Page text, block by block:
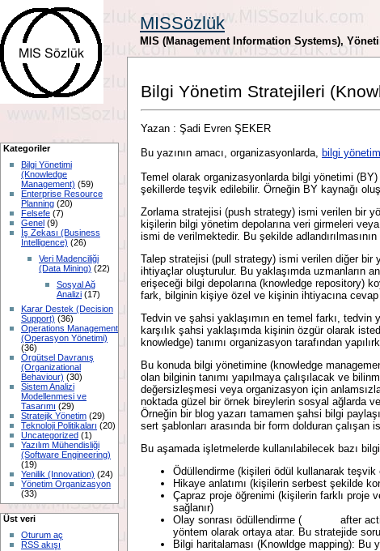
MISSözlük
MIS (Management Information Systems),
Kategoriler
Bilgi Yönetimi
(Knowledge
Management) (59)
Enterprise Resource
Planning (20)
Felsefe (7)
Genel (9)
İş Zekası (Business
Intelligence) (26)
Veri Madenciliği
(Data Mining) (22)
Sosyal Ağ
Analizi (17)
Karar Destek (Decision
Support) (36)
Operations Management
(Operasyon Yönetimi)
(36)
Örgütsel Davranış
(Organizational
Behaviour) (30)
Sistem Analizi
Modellenmesi ve
Tasarımı (29)
Stratejik Yönetim (29)
Teknoloji Politikaları (20)
Uncategorized (1)
Yazılım Mühendisliği
(Software Engineering)
(19)
Yenilik (Innovation) (24)
Yönetim Organizasyon
(33)
Üst veri
Oturum aç
RSS akışı
Bilgi Yönetim Stratejileri
Yazan : Şadi Evren ŞEKER
Bu yazının amacı, organizasyonlarda, bilgi
Temel olarak organizasyonlarda bilgi yönetimi
şekillerde teşvik edilebilir. Örneğin BY kaynağı
Zorlama stratejisi (push strategy) ismi verilen bir
kişilerin bilgi yönetim depolarına veri girmeleri
ismi de verilmektedir. Bu şekilde
Talep stratejisi (pull strategy) ismi verilen diğer bir
ihtiyaçlar oluşturulur. Bu yaklaşımda uzmanların
erişeceği bilgi depolarına (knowledge repository)
fark, bilginin kişiye özel ve kişinin ihtiyacına
Tedvin ve şahsi yaklaşımın en temel farkı, tedvin
karşılık şahsi yaklaşımda kişinin özgür olarak
knowledge) tanımı organizasyon tarafından
Bu konuda bilgi yönetimine (knowledge
olan bilginin tanımı yapılmaya çalışılacak ve
değersizleşmesi veya organizasyon için
noktada güzel bir örnek bireylerin sosyal ağlarda
Örneğin bir blog yazarı tamamen şahsi bilgi
sert şablonları arasında bir form dolduran çalışan
Bu aşamada işletmelerde kullanılabilecek bazı
Ödüllendirme (kişileri ödül kullanarak teşvik
Hikaye anlatımı (kişilerin serbest şekilde
Çapraz proje öğrenimi (kişilerin farklı proje
sağlanır)
Olay sonrası ödüllendirme ( after action
yöntem olarak ortaya atar. Bu stratejide
Bilgi haritalaması (Knowldge mapping): Bu